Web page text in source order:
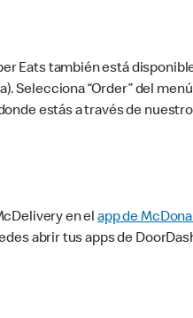
Eats también está
Selecciona “Order” del
estás a través de nuestro
en elapp de
abrir tus apps de